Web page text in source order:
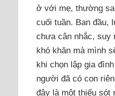
ở với mẹ, thường
cuối tuần. Ban đầu,
chưa cân nhắc, suy
khó khăn mà mình
khi chọn lập gia
người đã có con
đây là một thiếu sót